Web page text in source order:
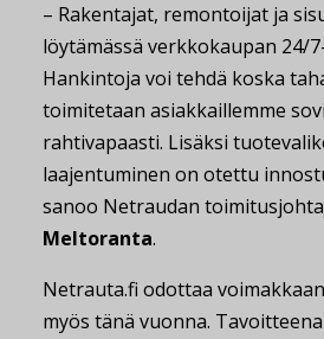
– Rakentajat, remontoijat ja
löytämässä verkkokaupan 24/
Hankintoja voi tehdä koska
toimitetaan asiakkaillemme
rahtivapaasti. Lisäksi
laajentuminen on otettu
sanoo Netraudan
Meltoranta.
Netrauta.fi odottaa
myös tänä vuonna.